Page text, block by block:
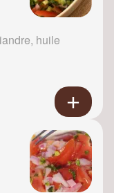
huile